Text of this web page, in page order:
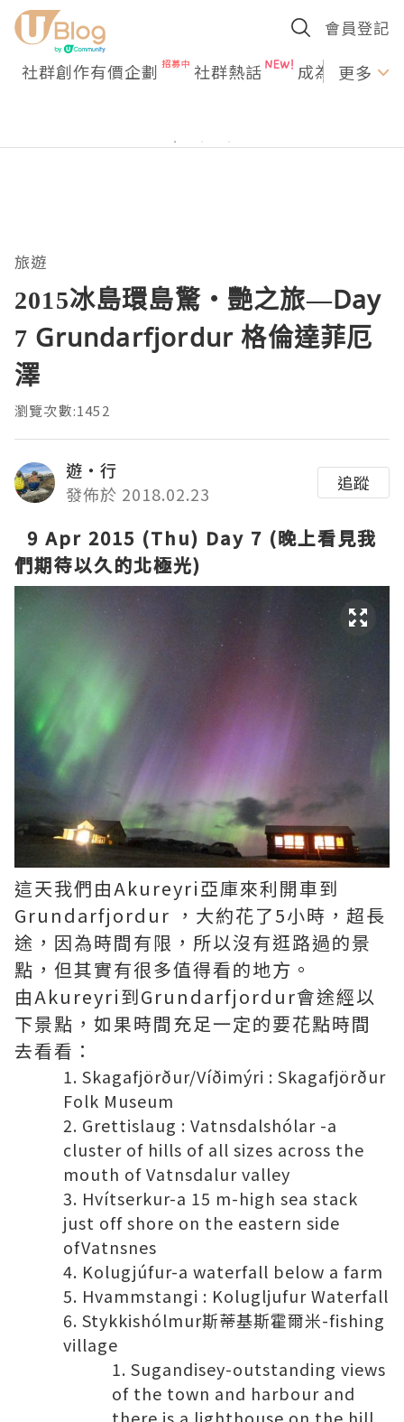
會員登記
社群創作有價企劃 社群熱話 成為U更多
旅遊
2015冰島環島驚‧艷之旅—Day
7 Grundarfjordur 格倫達菲厄
澤
瀏覽次數:1452
遊‧行
發佈於 2018.02.23
追蹤
9 Apr 2015 (Thu) Day 7 (晚上看見我
們期待以久的北極光)
這天我們由Akureyri亞庫來利開車到
Grundarfjordur ，大約花了5小時，超長
途，因為時間有限，所以沒有逛路過的景
點，但其實有很多值得看的地方。
由Akureyri到Grundarfjordur會途經以
下景點，如果時間充足一定的要花點時間
去看看：
Skagafjörður/Víðimýri : Skagafjörður
Folk Museum
Grettislaug : Vatnsdalshólar -a
cluster of hills of all sizes across the
mouth of Vatnsdalur valley
Hvítserkur-a 15 m-high sea stack
just off shore on the eastern side
ofVatnsnes
Kolugjúfur-a waterfall below a farm
Hvammstangi : Kolugljufur Waterfall
Stykkishólmur斯蒂基斯霍爾米-fishing
village
Sugandisey-outstanding views
of the town and harbour and